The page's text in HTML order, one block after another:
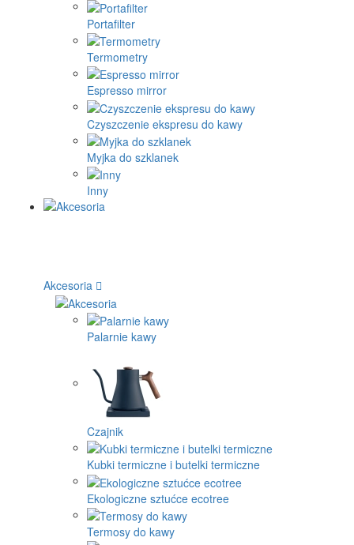
Portafilter
Termometry
Espresso mirror
Czyszczenie ekspresu do kawy
Myjka do szklanek
Inny
Akcesoria
Palarnie kawy
Czajnik
Kubki termiczne i butelki termiczne
Ekologiczne sztućce ecotree
Termosy do kawy